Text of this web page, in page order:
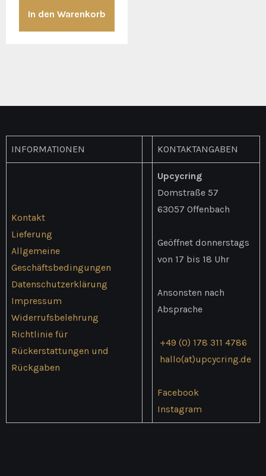
In den Warenkorb
INFORMATIONEN KONTAKTANGABEN
Kontakt
Lieferung
Allgemeine
Geschäftsbedingungen
Datenschutzerklärung
Impressum
Widerrufsbelehrung
Richtlinie für
Rückerstattungen und
Rückgaben
Upcycring
Domstraße 57
63057 Offenbach
Geöffnet donnerstags
von 17 bis 18 Uhr
Ansonsten nach
Absprache
+49 (0) 178 311 4786
hallo(at)upcycring.de
Facebook
Instagram